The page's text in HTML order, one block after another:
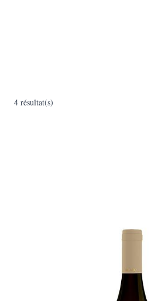
4 résultat(s)